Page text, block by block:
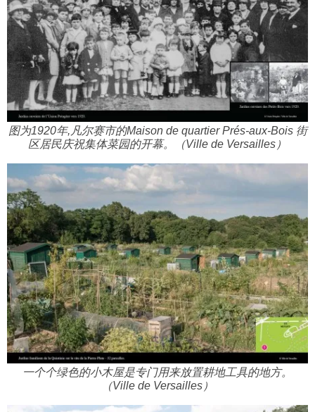
图为1920年,凡尔赛市的Maison de quartier Prés-aux-Bois 街
区居民庆祝集体菜园的开幕。（Ville de Versailles）
一个个绿色的小木屋是专门用来放置耕地工具的地方。
（Ville de Versailles）